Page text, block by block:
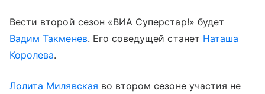
Вести второй сезон «ВИА Суперстар!» будет
Вадим Такменев. Его соведущей станет Наташа
Королева.
Лолита Милявская во втором сезоне участия не